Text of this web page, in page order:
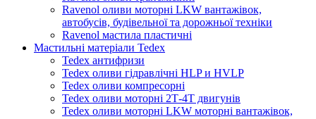
Ravenol оливи моторні LKW вантажівок,
автобусів, будівельної та дорожньої техніки
Ravenol мастила пластичні
Мастильні матеріали Tedex
Tedex антифризи
Tedex оливи гідравлічні HLP и HVLP
Tedex оливи компресорні
Tedex оливи моторні 2Т-4Т двигунів
Tedex оливи моторні LKW моторні вантажівок,